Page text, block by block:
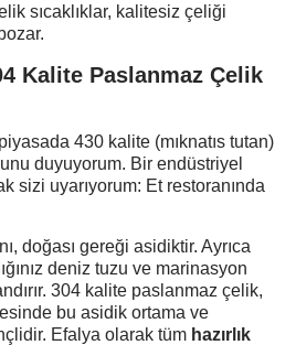
sıcaklıklar, kalitesiz çeliği
Kalite Paslanmaz Çelik
430 kalite (mıknatıs tutan)
duyuyorum. Bir endüstriyel
sizi uyarıyorum: Et restoranında
doğası gereği asidiktir. Ayrıca
deniz tuzu ve marinasyon
304 kalite paslanmaz çelik,
bu asidik ortama ve
Efalya olarak tüm hazırlık